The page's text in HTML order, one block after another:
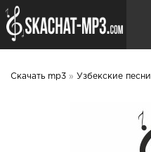
Скачать mp3 » Узбекские песни